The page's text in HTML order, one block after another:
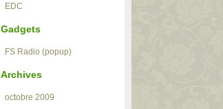
EDC
Gadgets
FS Radio (popup)
Archives
octobre 2009